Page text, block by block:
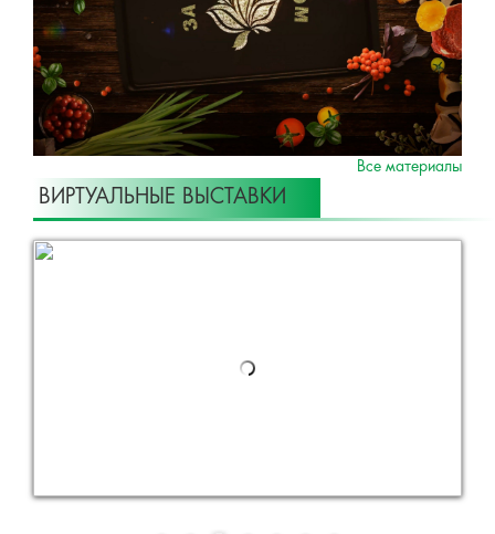
Все материалы
ВИРТУАЛЬНЫЕ ВЫСТАВКИ